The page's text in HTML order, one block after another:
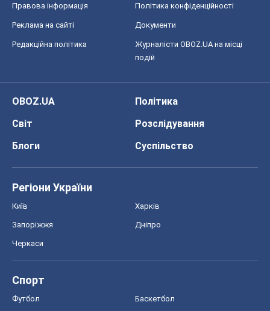
Правова інформація Політика конфіденційності
Реклама на сайті Документи
Редакційна політика
Журналісти OBOZ.UA на місці
подій
OBOZ.UA
Політика
Світ
Розслідування
Блоги
Суспільство
Регіони України
Київ Харків
Запоріжжя Дніпро
Черкаси
Спорт
Футбол Баскетбол